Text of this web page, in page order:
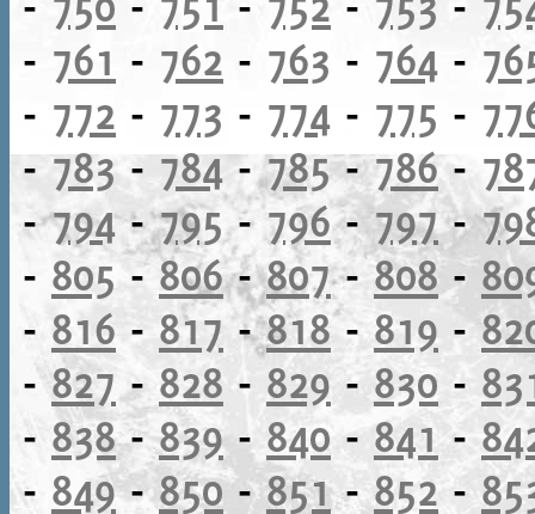
- 761 - 762 - 763 - 764 -
- 772 - 773 - 774 - 775 -
-783-784-785-786-
-794-795-796-797-
- 805 -806-807-808-
- 816- 817 -818-819 -
-827-828 - 829 - 830 -
- 838-839-840 - 841 -
- 849-850-851- 852-